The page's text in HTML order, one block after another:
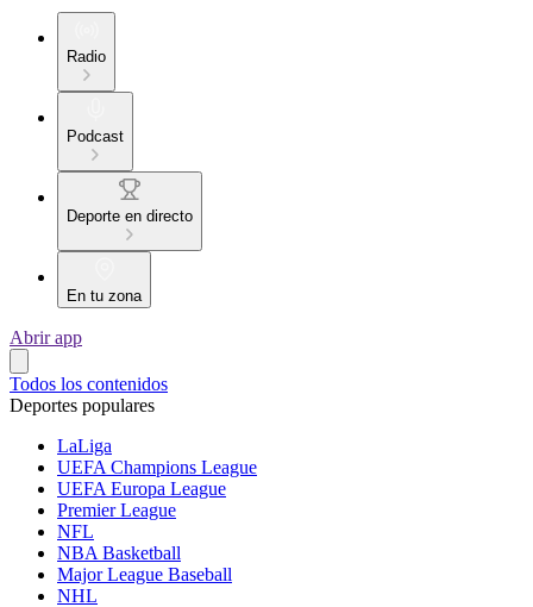
Radio
Podcast
Deporte en directo
En tu zona
Abrir app
Todos los contenidos
Deportes populares
LaLiga
UEFA Champions League
UEFA Europa League
Premier League
NFL
NBA Basketball
Major League Baseball
NHL